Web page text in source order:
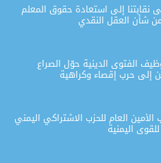
إلى استعادة حقوق المعلم
شأن العقل النقدي
الفتوى الدينية حوّل الصراع
إلى حرب إقصاء وكراهية
العام للحزب الاشتراكي اليمني
اليمنية